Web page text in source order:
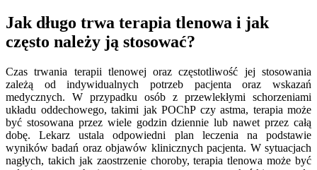
Jak długo trwa terapia tlenowa i jak
często należy ją stosować?
Czas trwania terapii tlenowej oraz częstotliwość jej stosowania
zależą od indywidualnych potrzeb pacjenta oraz wskazań
medycznych. W przypadku osób z przewlekłymi schorzeniami
układu oddechowego, takimi jak POChP czy astma, terapia może
być stosowana przez wiele godzin dziennie lub nawet przez całą
dobę. Lekarz ustala odpowiedni plan leczenia na podstawie
wyników badań oraz objawów klinicznych pacjenta. W sytuacjach
nagłych, takich jak zaostrzenie choroby, terapia tlenowa może być